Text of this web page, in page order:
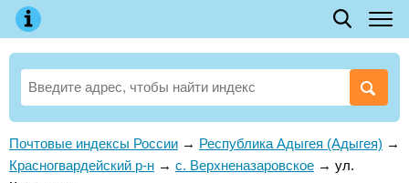
Почтовые индексы России → Республика Адыгея (Адыгея) →
Красногвардейский р-н → с. Верхненазаровское → ул.